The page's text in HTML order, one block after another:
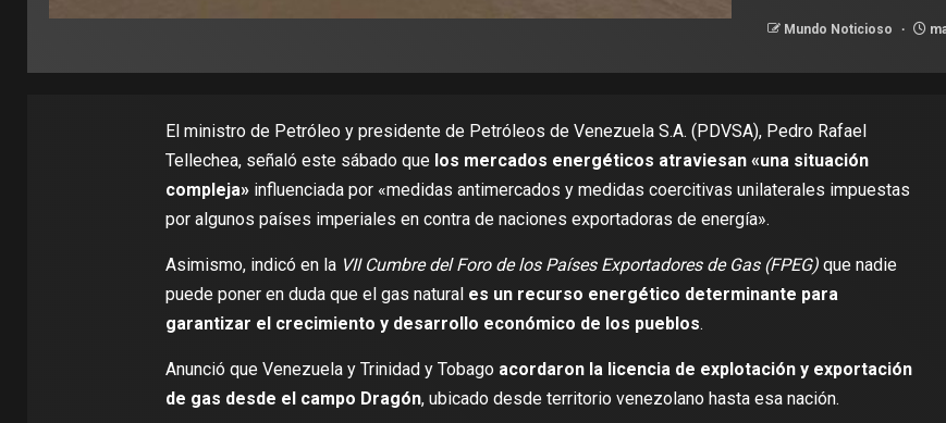
Mundo Noticioso
El ministro de Petróleo y presidente de Petróleos de Venezuela S.A. (PDVSA), Pedro Rafael
Tellechea, señaló este sábado que los mercados energéticos atraviesan «una situación
compleja»influenciada por «medidas antimercados y medidas coercitivas unilaterales impuestas
por algunos países imperiales en contra de naciones exportadoras de energía».
Asimismo, indicó en la VII Cumbre del Foro de los Países Exportadores de Gas (FPEG)que nadie
puede poner en duda que el gas naturales un recurso energético determinante para
garantizar el crecimiento y desarrollo económico de los pueblos.
Anunció que Venezuela y Trinidad y Tobago acordaron la licencia de explotación y exportación
de gas desde el campo Dragón, ubicado desde territorio venezolano hasta esa nación.